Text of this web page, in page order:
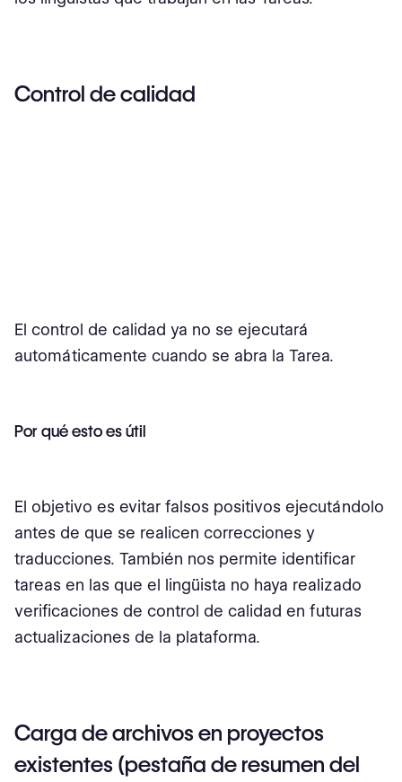
Control de calidad
El control de calidad ya no se ejecutará
automáticamente cuando se abra la Tarea.
Por qué esto es útil
El objetivo es evitar falsos positivos ejecutándolo
antes de que se realicen correcciones y
traducciones. También nos permite identificar
tareas en las que el lingüista no haya realizado
verificaciones de control de calidad en futuras
actualizaciones de la plataforma.
Carga de archivos en proyectos
existentes (pestaña de resumen del